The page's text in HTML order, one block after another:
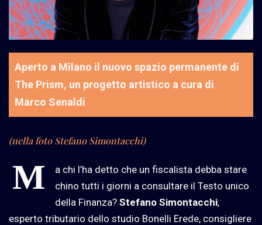
Aperto a Milano il nuovo spazio permanente di
The Prism, un progetto artistico a cura di
Marco Senaldi
(nella foto Stefano Simontacchi)
M
a chi l’ha detto che un fiscalista debba stare
chino tutti i giorni a consultare il Testo unico
della Finanza? Stefano Simontacchi,
esperto tributario dello studio Bonelli Erede, consigliere